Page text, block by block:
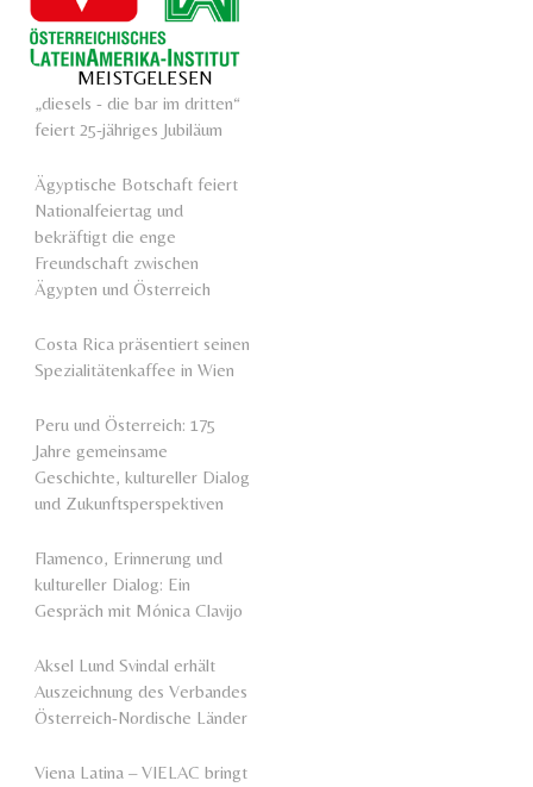
MEISTGELESEN
„diesels - die bar im dritten“
feiert 25-jähriges Jubiläum
Ägyptische Botschaft feiert
Nationalfeiertag und
bekräftigt die enge
Freundschaft zwischen
Ägypten und Österreich
Costa Rica präsentiert seinen
Spezialitätenkaffee in Wien
Peru und Österreich: 175
Jahre gemeinsame
Geschichte, kultureller Dialog
und Zukunftsperspektiven
Flamenco, Erinnerung und
kultureller Dialog: Ein
Gespräch mit Mónica Clavijo
Aksel Lund Svindal erhält
Auszeichnung des Verbandes
Österreich-Nordische Länder
Viena Latina – VIELAC bringt